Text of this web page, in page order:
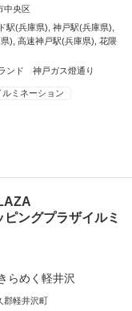
中央区
駅(兵庫県) ,神戸駅(兵庫県)
) ,高速神戸駅(兵庫県) ,花隈
ンド 神戸ガス燈通り
ルミネーション
ングプラザイルミ
らめく軽井沢
郡軽井沢町